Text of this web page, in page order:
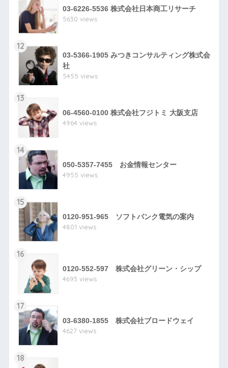
03-6226-5536 株式会社日本商工リサーチ
5630 views
12
03-5366-1905 みつきコンサルティング株式会
社
5455 views
13
06-4560-0100 株式会社フジトミ 大阪支店
4964 views
14
050-5357-7455 お金情報センター
4955 views
15
0120-951-965 ソフトバンク電気の案内
4801 views
16
0120-552-597 株式会社グリーン・シップ
4693 views
17
03-6380-1855 株式会社ブロードウェイ
4627 views
18